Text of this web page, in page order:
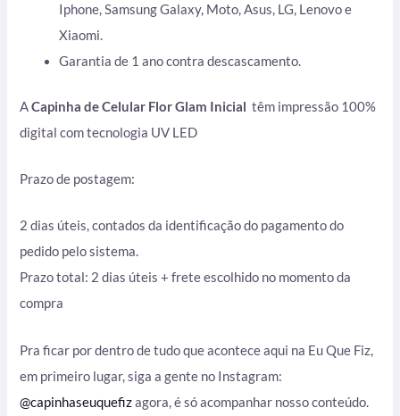
Iphone, Samsung Galaxy, Moto, Asus, LG, Lenovo e
Xiaomi.
Garantia de 1 ano contra descascamento.
ACapinha de Celular Flor Glam Inicial têm impressão 100%
digital com tecnologia UV LED
Prazo de postagem:
2 dias úteis, contados da identificação do pagamento do
pedido pelo sistema.
Prazo total: 2 dias úteis + frete escolhido no momento da
compra
Pra ficar por dentro de tudo que acontece aqui na Eu Que Fiz,
em primeiro lugar, siga a gente no Instagram:
@capinhaseuquefizagora, é só acompanhar nosso conteúdo.